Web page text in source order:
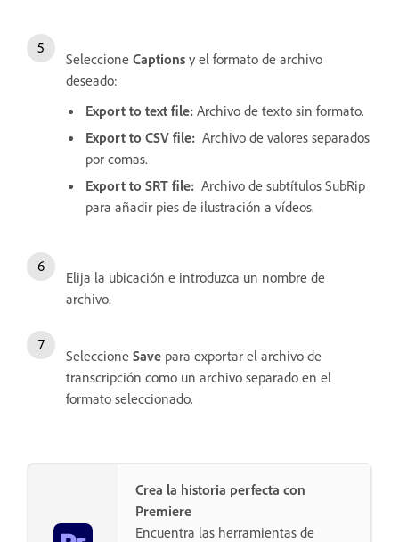
Seleccione Captions y el formato de archivo
deseado:
Export to text file: Archivo de texto sin formato.
Export to CSV file: Archivo de valores separados
por comas.
Export to SRT file: Archivo de subtítulos SubRip
para añadir pies de ilustración a vídeos.
Elija la ubicación e introduzca un nombre de
archivo.
Seleccione Save para exportar el archivo de
transcripción como un archivo separado en el
formato seleccionado.
Crea la historia perfecta con
Premiere
Encuentra las herramientas de